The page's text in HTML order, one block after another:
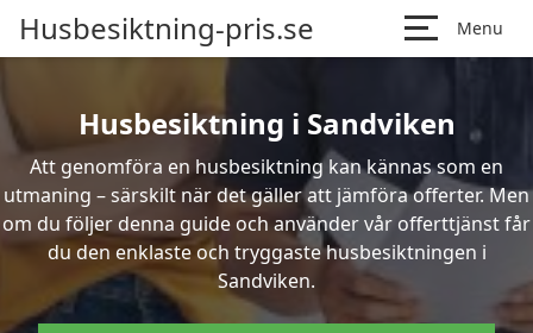
Husbesiktning-pris.se Menu
Husbesiktning i Sandviken
Att genomföra en husbesiktning kan kännas som en
utmaning – särskilt när det gäller att jämföra offerter. Men
om du följer denna guide och använder vår offerttjänst får
du den enklaste och tryggaste husbesiktningen i
Sandviken.